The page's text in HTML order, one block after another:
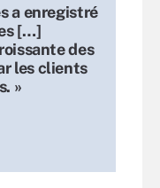
a enregistré
[…]
des
les clients
»